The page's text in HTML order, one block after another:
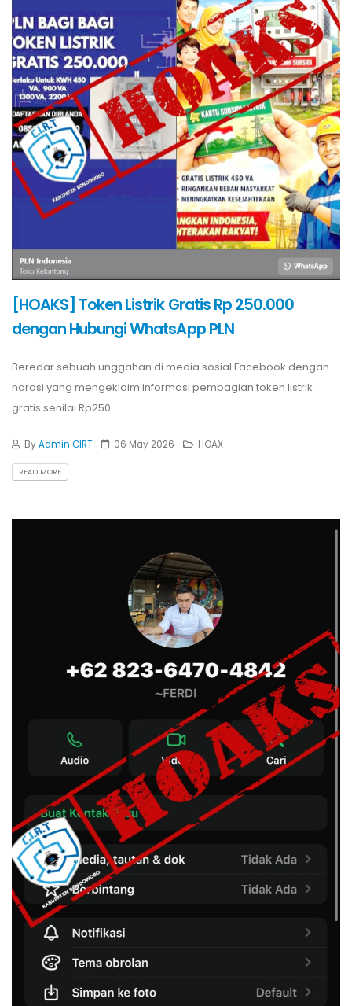
[HOAKS] Token Listrik Gratis Rp 250.000
dengan Hubungi WhatsApp PLN
Beredar sebuah unggahan di media sosial Facebook dengan
narasi yang mengeklaim informasi pembagian token listrik
gratis senilai Rp250...
ByAdmin CIRT 06 May 2026 HOAX
READ MORE